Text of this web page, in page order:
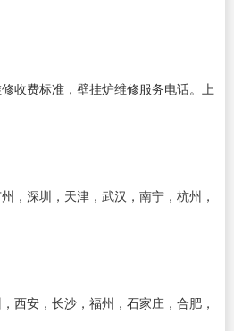
收费标准，壁挂炉维修服务电话。上
，深圳，天津，武汉，南宁，杭州，
西安，长沙，福州，石家庄，合肥，